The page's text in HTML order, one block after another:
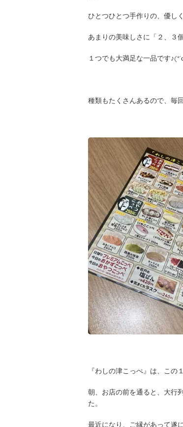
ひとつひとつ手作りの、優し
あまりの美味しさに「２、３
１つでも大満足な一品です
種類もたくさんあるので、毎
『わしの津こっぺ』は、この
朝、お店の前を通ると、大行
た。
最近になり、ご縁があって遂